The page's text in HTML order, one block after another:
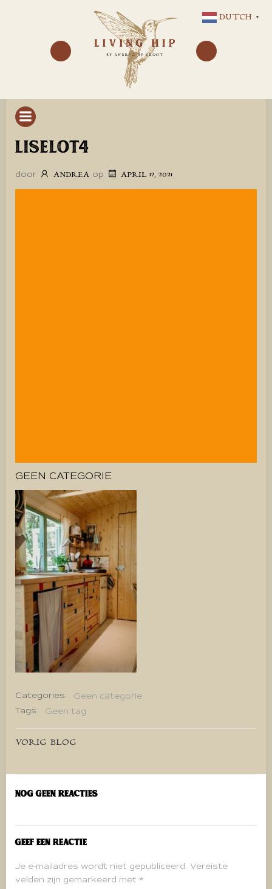
NAAR
DE
INHOUD
LISELOT4
door ANDREA op APRIL 17, 2021
GEEN CATEGORIE
Categories:
Geen categorie
Tags:
Geen tag
Bericht
navigatie
VORIG BLOG
Nog geen reacties
Geef een reactie
Je e-mailadres wordt niet gepubliceerd. Vereiste
velden zijn gemarkeerd met *
DUTCH ▼